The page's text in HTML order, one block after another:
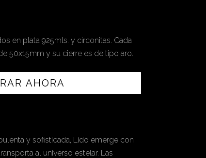
en plata 925mls. y circonitas. Cada
50x15mm y su cierre es de tipo aro.
AHORA
y sofisticada, Lido emerge con
al universo estelar. Las